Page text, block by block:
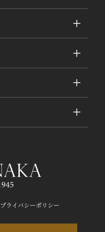
プライバシーポリシー